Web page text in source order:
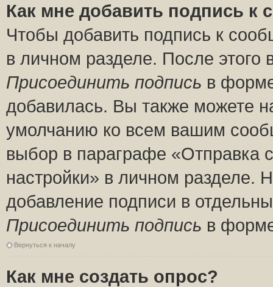
Как мне добавить подпись к
Чтобы добавить подпись к
в личном разделе. После
Присоединить подпись в
добавилась. Вы также можете
умолчанию ко всем вашим
выбор в параграфе «Отправка
настройки» в личном разделе.
добавление подписи в
Присоединить подпись в
Вернуться к началу
Как мне создать опрос?